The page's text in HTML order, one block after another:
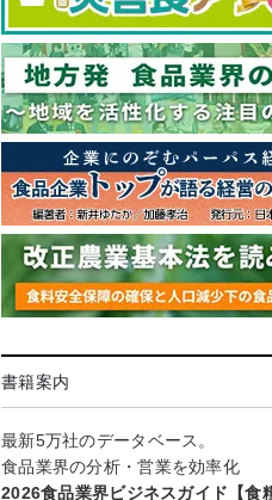
書籍案内
最新5万社のデータベース。
食品業界の分析・営業を効率化
2026食品業界ビジネスガイド【食